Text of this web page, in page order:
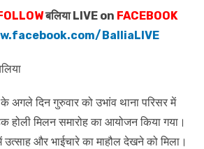
बलिया LIVE on FACEBOOK
BalliaLIVE
के अगले दिन गुरुवार को उभांव थाना परिसर में
होली मिलन समारोह का आयोजन किया गया।
उत्साह और भाईचारे का माहौल देखने को मिला।